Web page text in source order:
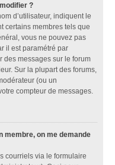
?
d’utilisateur, indiquent le
certains membres tels que
vous ne pouvez pas
il est paramétré par
des messages sur le forum
Sur la plupart des forums,
(ou un
compteur de messages.
membre, on me demande
courriels via le formulaire